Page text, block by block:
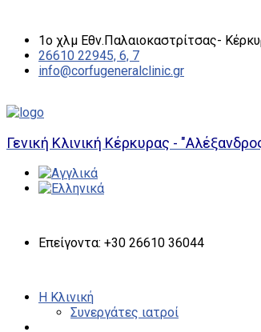
1ο χλμ Εθν.Παλαιοκαστρίτσας-
26610 22945, 6, 7
info@corfugeneralclinic.gr
Γενική Κλινική Κέρκυρας -
Επείγοντα: +30 26610 36044
Η Κλινική
Συνεργάτες ιατροί